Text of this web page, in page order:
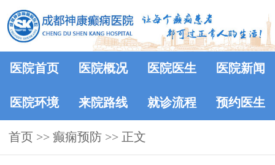
医院首页 医院概况 医院医生 医院新闻
医院环境 来院路线 就诊流程 预约医生
首页 >> 癫痫预防 >> 正文